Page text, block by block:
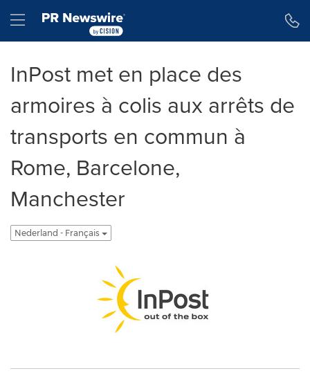
Hamburger menu
InPost met en place des
armoires à colis aux arrêts de
transports en commun à
Rome, Barcelone,
Manchester
Nederland - Français